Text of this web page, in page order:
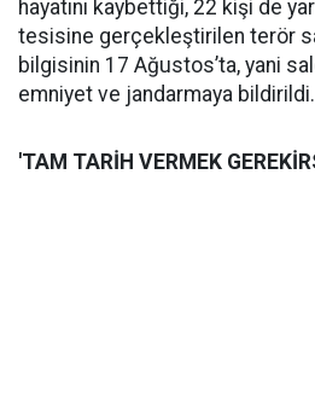
hayatını kaybettiği, 22 kişi de
tesisine gerçekleştirilen terör
bilgisinin 17 Ağustos’ta, yani
emniyet ve jandarmaya bildirildi.
'TAM TARİH VERMEK